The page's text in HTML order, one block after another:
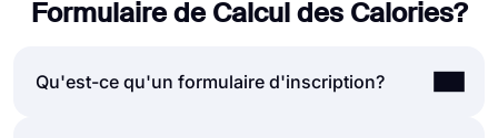
Formulaire de Calcul des Calories?
Qu'est-ce qu'un formulaire d'inscription?